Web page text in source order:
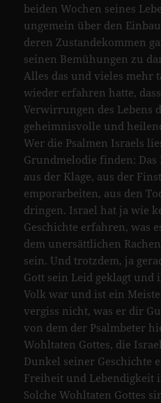
beiden Wochen seines
ungemein über den
deren Zustandekommen
seinen Bemühungen zu
Alles das und vieles mehr
wieder erfahren hatte,
Verwirrungen des Lebens
geheimnisvolle und
Wer die Psalmen Israels
Grundmelodie finden: Das
aus der Klage, aus der
emporarbeiten, aus den
dringen. Israel hat ja wie
Geschichte erfahren, was
dem unersättlichen
sein. Und trotzdem, ja
Gott sein Leid geklagt und
Volk war und ist ein
vergiss nicht, was er dir
von dem der Psalmbeter
Wohltaten Gottes, die
Dunkel seiner Geschichte
Freiheit und Lebendigkeit
Solche Wohltaten Gottes